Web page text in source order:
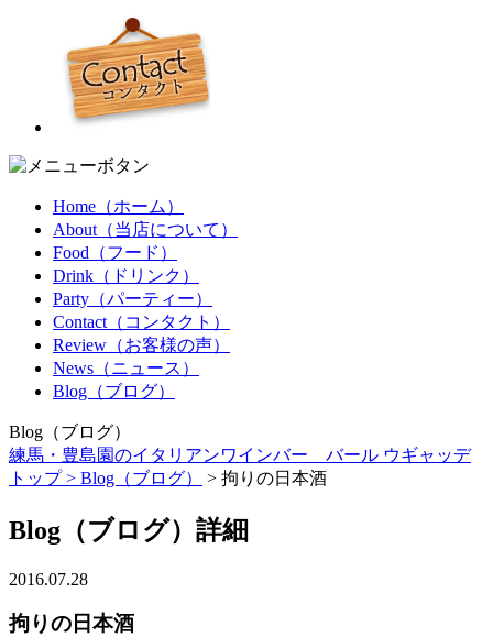
Home（ホーム）
About（当店について）
Food（フード）
Drink（ドリンク）
Party（パーティー）
Contact（コンタクト）
Review（お客様の声）
News（ニュース）
Blog（ブログ）
Blog（ブログ）
練馬・豊島園のイタリアンワインバー バール ウギャッデ
トップ > Blog（ブログ） > 拘りの日本酒
Blog（ブログ）詳細
2016.07.28
拘りの日本酒